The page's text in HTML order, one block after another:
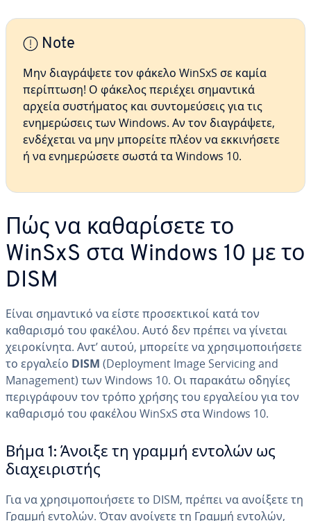
Note
Μην διαγράψετε τον φάκελο WinSxS σε καμία
περίπτωση! Ο φάκελος περιέχει σημαντικά
αρχεία συστήματος και συντομεύσεις για τις
ενημερώσεις των Windows. Αν τον διαγράψετε,
ενδέχεται να μην μπορείτε πλέον να εκκινήσετε
ή να ενημερώσετε σωστά τα Windows 10.
Πώς να καθαρίσετε το
WinSxS στα Windows 10 με το
DISM
Είναι σημαντικό να είστε προσεκτικοί κατά τον
καθαρισμό του φακέλου. Αυτό δεν πρέπει να γίνεται
χειροκίνητα. Αντ’ αυτού, μπορείτε να χρησιμοποιήσετε
το εργαλείο DISM (Deployment Image Servicing and
Management) των Windows 10. Οι παρακάτω οδηγίες
περιγράφουν τον τρόπο χρήσης του εργαλείου για τον
καθαρισμό του φακέλου WinSxS στα Windows 10.
Βήμα 1: Άνοιξε τη γραμμή εντολών ως
διαχειριστής
Για να χρησιμοποιήσετε το DISM, πρέπει να ανοίξετε τη
Γραμμή εντολών. Όταν ανοίγετε τη Γραμμή εντολών,